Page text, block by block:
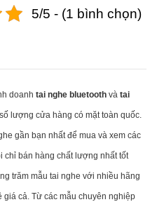
5/5 - (1 bình chọn)
doanh tai nghe bluetooth và tai
lượng cửa hàng có mặt toàn quốc.
gần bạn nhất để mua và xem các
chỉ bán hàng chất lượng nhất tốt
trăm mẫu tai nghe với nhiều hãng
giá cả. Từ các mẫu chuyên nghiệp